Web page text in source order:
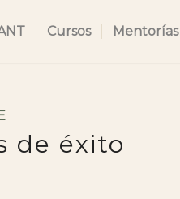
Cursos Mentorías
de éxito